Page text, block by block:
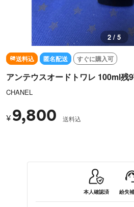
2 / 5
送料込 匿名配送 すぐに購入可
アンテウスオードトワレ 100ml残
CHANEL
¥ 9,800 送料込
本人確認済 紛失